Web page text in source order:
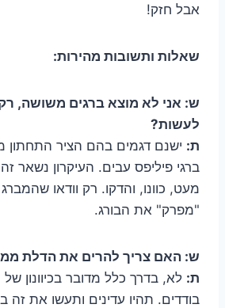
אבל חזק!
שאלות ותשובות מהירות:
ש: אני לא מוצא ברגים משושה,
לעשות?
ת: ישנם דגמים בהם הציר התחתון
ברגי פיליפס עבים. העיקרון נשאר
מעט, כוונו, והדקו. רק וודאו
"מפרק" את הבורג.
ש: האם צריך להרים את הדלת
ת: לא, בדרך כלל מדובר בכיוונון
בודדים. תהיו עדינים ותעשו את זה